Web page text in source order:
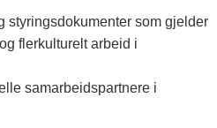
styringsdokumenter som gjelder
flerkulturelt arbeid i
samarbeidspartnere i